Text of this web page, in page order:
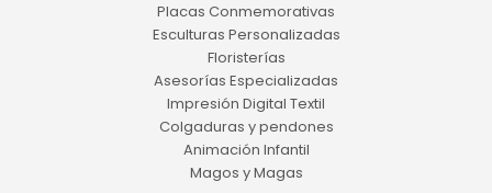
Placas Conmemorativas
Esculturas Personalizadas
Floristerías
Asesorías Especializadas
Impresión Digital Textil
Colgaduras y pendones
Animación Infantil
Magos y Magas